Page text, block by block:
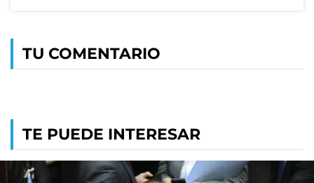
TU COMENTARIO
TE PUEDE INTERESAR